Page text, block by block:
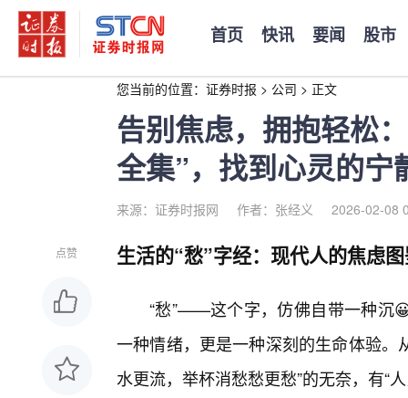
首页 快讯 要闻 股市
您当前的位置： 证券时报 > 公司 > 正文
告别焦虑，拥抱轻松
全集”，找到心灵的宁
来源：证券时报网 作者：张经义 2026-02-08
点赞 生活的“愁”字经：现代人的焦虑
“愁”——这个字，仿佛自带一种沉
一种情绪，更是一种深刻的生命体验。
水更流，举杯消愁愁更愁”的无奈，有“